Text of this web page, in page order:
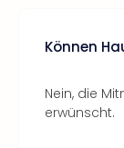
Können
Nein, die
erwünscht.